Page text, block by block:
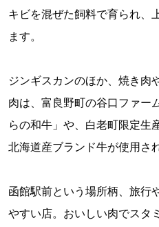
キビを混ぜた飼料で育られ、
ます。
ジンギスカンのほか、焼き肉
肉は、富良野町の谷口ファー
らの和牛」や、白老町限定生
北海道産ブランド牛が使用さ
函館駅前という場所柄、旅行
やすい店。おいしい肉でスタ